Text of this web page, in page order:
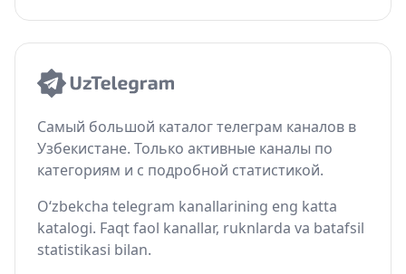
Самый большой каталог телеграм каналов в
Узбекистане. Только активные каналы по
категориям и с подробной статистикой.
O‘zbekcha telegram kanallarining eng katta
katalogi. Faqt faol kanallar, ruknlarda va batafsil
statistikasi bilan.